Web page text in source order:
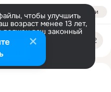
Войти
чтобы улучшить
возраст менее 13 лет,
должен ваш законный